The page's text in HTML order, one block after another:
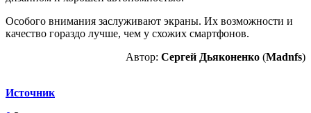
Особого внимания заслуживают экраны. Их возможности и
качество гораздо лучше, чем у схожих смартфонов.
Автор: Сергей Дьяконенко (Madnfs)
Источник